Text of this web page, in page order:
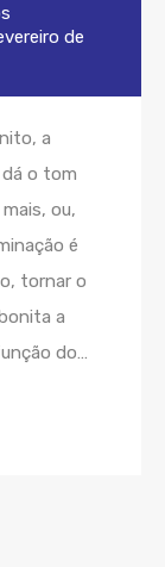
de
a
dá o tom
ou,
é
tornar o
a
do…